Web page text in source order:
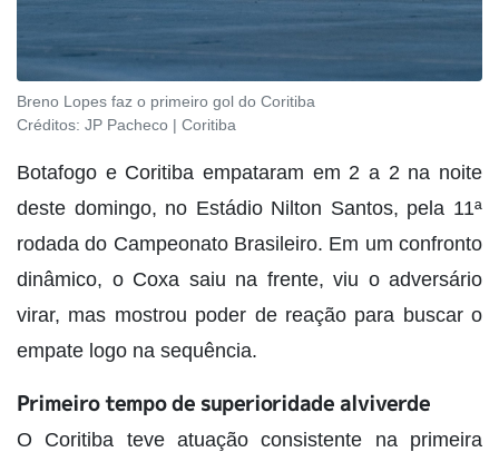
Breno Lopes faz o primeiro gol do Coritiba
Créditos: JP Pacheco | Coritiba
Botafogo e Coritiba empataram em 2 a 2 na noite
deste domingo, no Estádio Nilton Santos, pela 11ª
rodada do Campeonato Brasileiro. Em um confronto
dinâmico, o Coxa saiu na frente, viu o adversário
virar, mas mostrou poder de reação para buscar o
empate logo na sequência.
Primeiro tempo de superioridade alviverde
O Coritiba teve atuação consistente na primeira